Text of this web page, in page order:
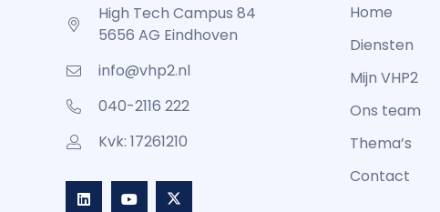
High Tech Campus 84
5656 AG Eindhoven
info@vhp2.nl
040-2116 222
Kvk: 17261210
Home
Diensten
Mijn VHP2
Ons team
Thema’s
Contact